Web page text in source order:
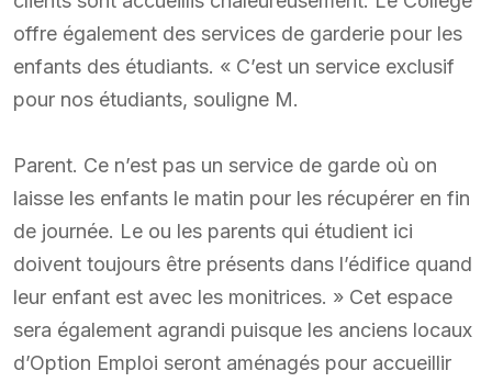
offre également des services de garderie pour les
enfants des étudiants. « C’est un service exclusif
pour nos étudiants, souligne M.
Parent. Ce n’est pas un service de garde où on
laisse les enfants le matin pour les récupérer en fin
de journée. Le ou les parents qui étudient ici
doivent toujours être présents dans l’édifice quand
leur enfant est avec les monitrices. » Cet espace
sera également agrandi puisque les anciens locaux
d’Option Emploi seront aménagés pour accueillir